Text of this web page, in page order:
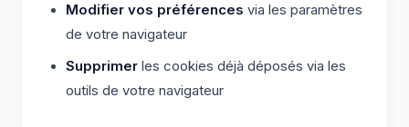
Modifier vos préférences via les paramètres
de votre navigateur
Supprimer les cookies déjà déposés via les
outils de votre navigateur